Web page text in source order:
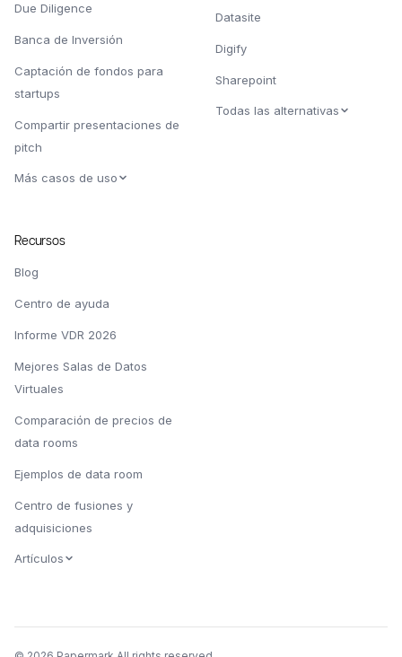
Due Diligence
Banca de Inversión
Captación de fondos para
startups
Compartir presentaciones de
pitch
Más casos de uso
Datasite
Digify
Sharepoint
Todas las alternativas
Recursos
Blog
Centro de ayuda
Informe VDR 2026
Mejores Salas de Datos
Virtuales
Comparación de precios de
data rooms
Ejemplos de data room
Centro de fusiones y
adquisiciones
Artículos